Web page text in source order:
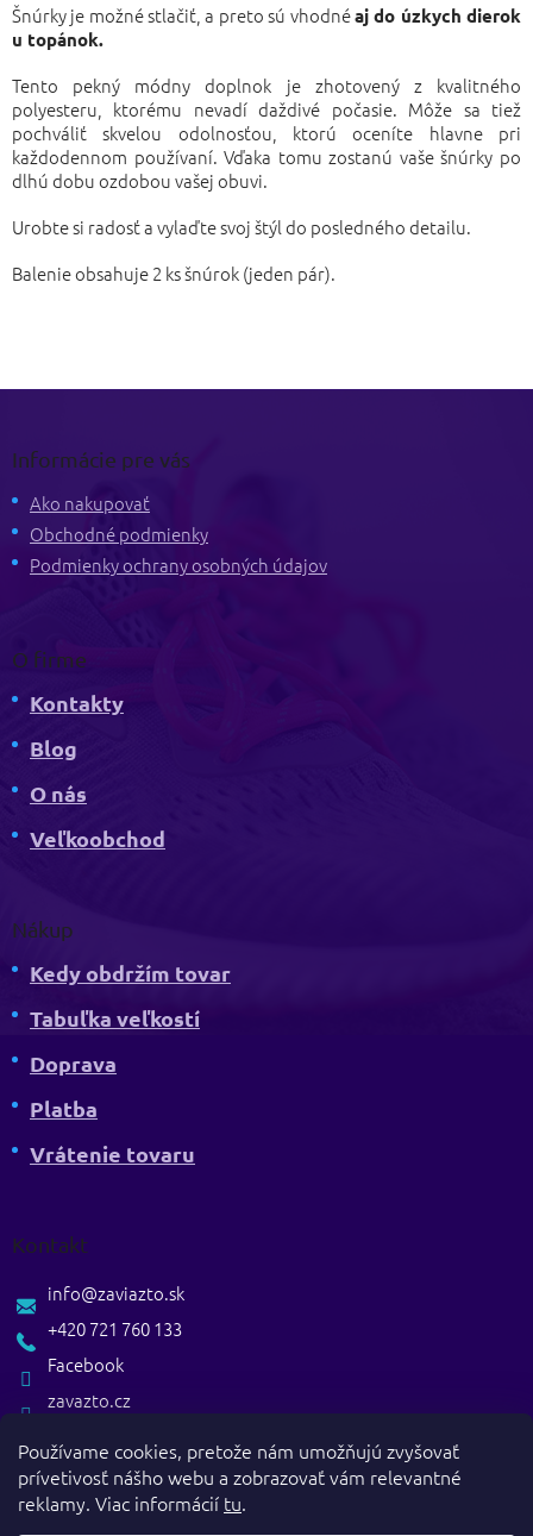
Používame cookies, pretože nám umožňujú zvyšovať
prívetivosť nášho webu a zobrazovať vám relevantné
reklamy. Viac informácií tu.
Šnúrky je možné stlačiť, a preto sú vhodnéaj do úzkych dierok
u topánok.
Tento pekný módny doplnok je zhotovený z kvalitného
polyesteru, ktorému nevadí daždivé počasie. Môže sa tiež
pochváliť skvelou odolnosťou, ktorú oceníte hlavne pri
každodennom používaní. Vďaka tomu zostanú vaše šnúrky po
dlhú dobu ozdobou vašej obuvi.
Urobte si radosť a vylaďte svoj štýl do posledného detailu.
Balenie obsahuje 2 ks šnúrok (jeden pár).
Informácie pre vás
Ako nakupovať
Obchodné podmienky
Podmienky ochrany osobných údajov
O firme
Kontakty
Blog
O nás
Veľkoobchod
Nákup
Kedy obdržím tovar
Tabuľka veľkostí
Doprava
Platba
Vrátenie tovaru
Kontakt
zavazto.cz
info@zaviazto.sk
+420 721 760 133
Facebook